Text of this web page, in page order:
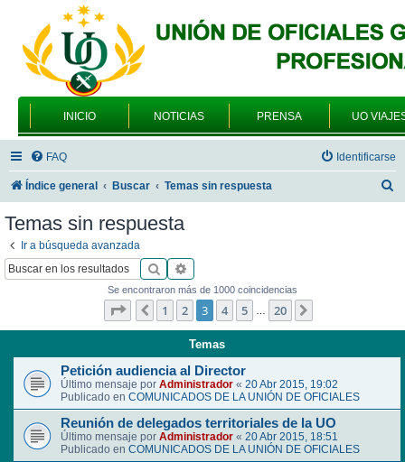
INICIO NOTICIAS PRENSA UO
FAQ Identificarse
Índice general Buscar Temas sin respuesta
Temas sin respuesta
Ir a búsqueda avanzada
Buscar
Se encontraron más de 1000 coincidencias
Página de 20
Anterior
1 2 3 4 5 … 20
Temas
Petición audiencia al Director
Último mensaje por Administrador « 20 Abr 2015, 19:02
Publicado en COMUNICADOS DE LA UNIÓN DE OFICIALES
Reunión de delegados territoriales de la UO
Último mensaje por Administrador « 20 Abr 2015, 18:51
Publicado en COMUNICADOS DE LA UNIÓN DE OFICIALES